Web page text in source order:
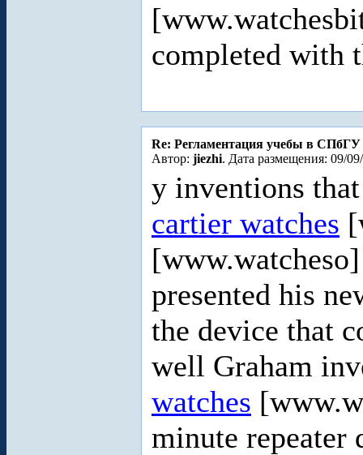
completed with
Re: Регламентация учебы в СПбГУ
Автор: jiezhi. Дата размещения: 09/
y inventions
cartier watches
presented his
the device that
well Graham
watches
minute repeater